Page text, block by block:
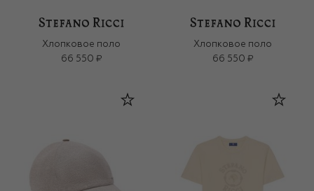
Хлопковое поло
66 550 ₽
Хлопковое поло
66 550 ₽